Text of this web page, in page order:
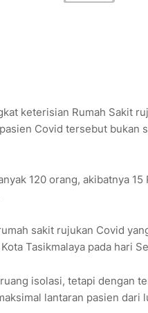
keterisian Rumah Sakit
Covid tersebut bukan
120 orang, akibatnya
sakit rujukan Covid
Tasikmalaya pada hari
isolasi, tetapi dengan
lantaran pasien dari